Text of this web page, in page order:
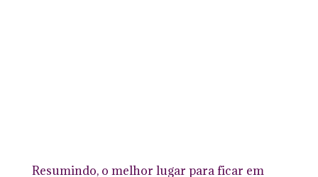
Resumindo, o melhor lugar para ficar em